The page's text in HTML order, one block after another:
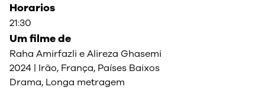
Horarios
21:30
Um filme de
Raha Amirfazli e Alireza Ghasemi
2024 | Irão, França, Países Baixos
Drama, Longa metragem